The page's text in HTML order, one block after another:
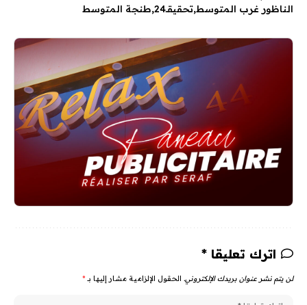
الناظور غرب المتوسط تحقيقـ24 طنجة المتوسط
اترك تعليقا *
لن يتم نشر عنوان بريدك الإلكتروني. الحقول الإلزامية مشار إليها بـ *